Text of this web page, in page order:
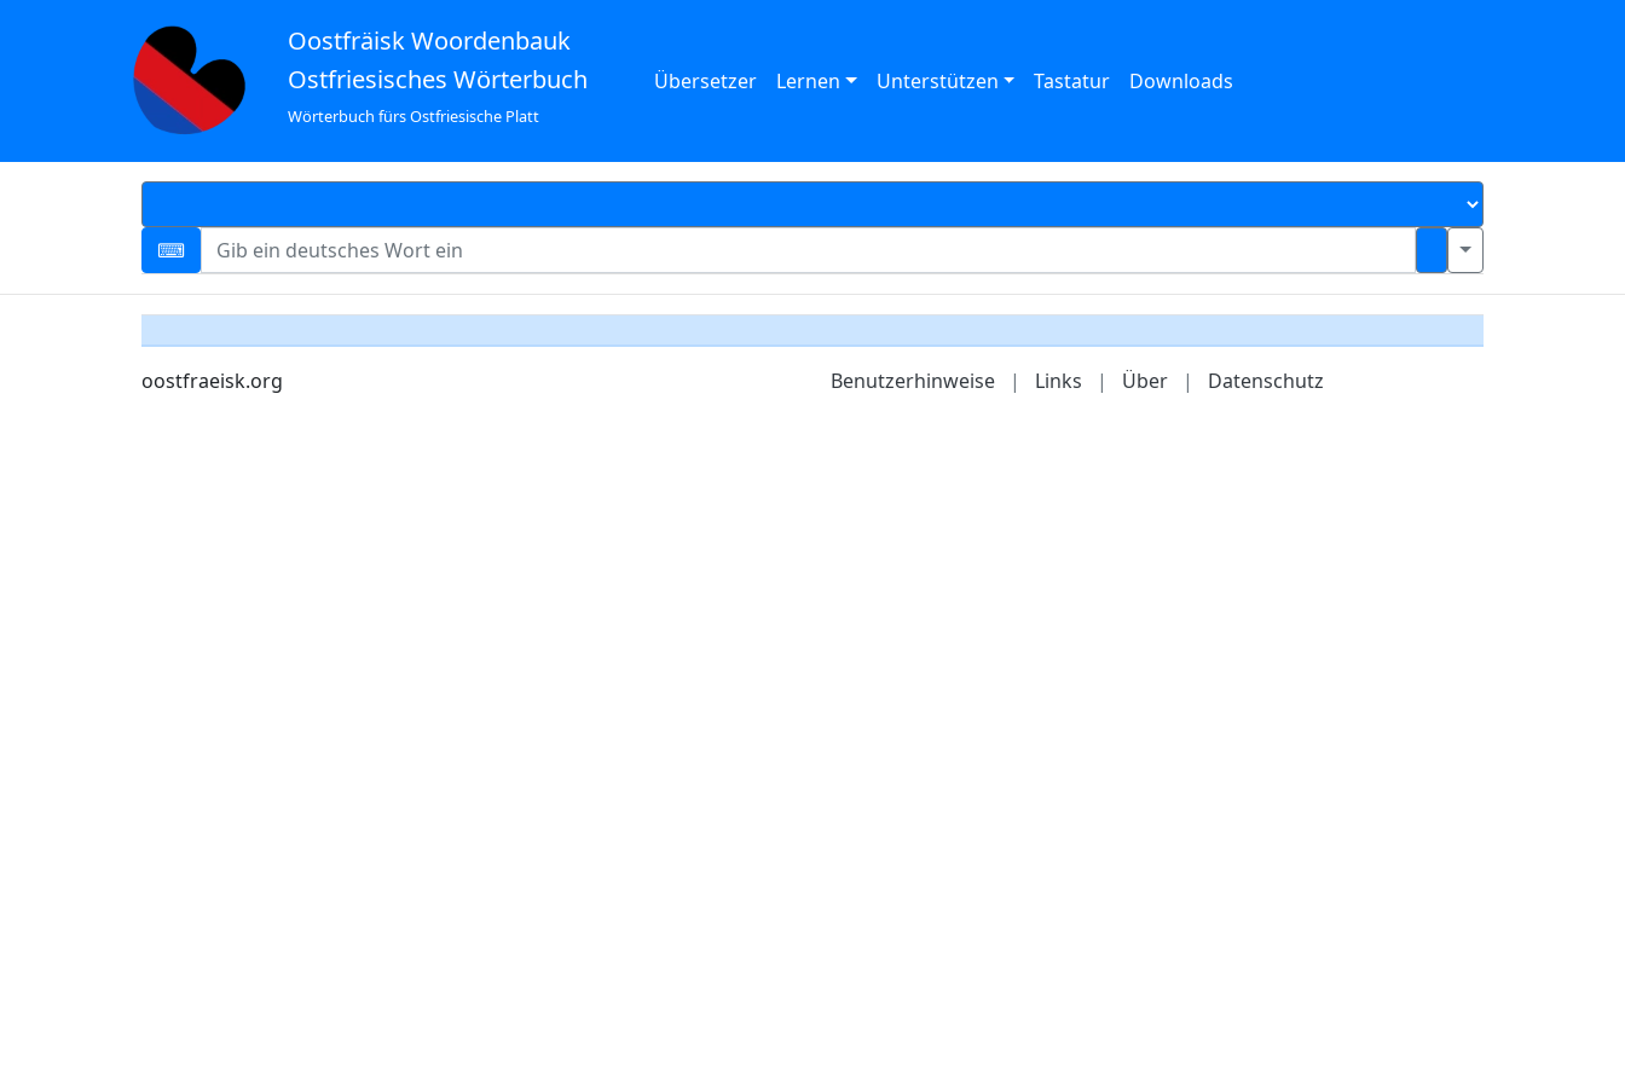
Oostfräisk Woordenbauk
Ostfriesisches Wörterbuch
Wörterbuch fürs Ostfriesische Platt
Übersetzer Lernen Unterstützen Tastatur Downloads
oostfraeisk.org Benutzerhinweise | Links | Über | Datenschutz